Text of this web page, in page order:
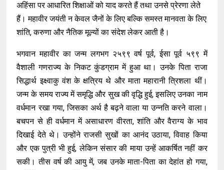
अहिंसा पर आधारित शिक्षाओं को याद करते हैं तथा उनसे प्रेरणा लेते
हैं। महावीर जयंती न केवल जैनों के लिए बल्कि समस्त मानवता के लिए
शांति, करुणा और नैतिक मूल्यों का संदेश लेकर आती है।
भगवान महावीर का जन्म लगभग २५९९ वर्ष पूर्व, ईसा पूर्व ५९९ में
वैशाली गणराज्य के निकट कुंडग्राम में हुआ था। उनके पिता राजा
सिद्धार्थ इक्ष्वाकु वंश के क्षत्रिय थे और माता महारानी त्रिशला थीं।
जन्म के समय राज्य में समृद्धि और सुख की वृद्धि हुई, इसलिए उनका नाम
वर्धमान रखा गया, जिसका अर्थ है बढ़ने वाला या उन्नति करने वाला।
बचपन से ही वर्धमान में असाधारण वीरता, शांति और वैराग्य के भाव
दिखाई देते थे। उन्होंने राजसी सुखों का आनंद उठाया, विवाह किया
और एक पुत्री भी हुई, लेकिन संसार की माया उन्हें आकर्षित नहीं कर
सकी। तीस वर्ष की आयु में, जब उनके माता-पिता का देहांत हो गया,